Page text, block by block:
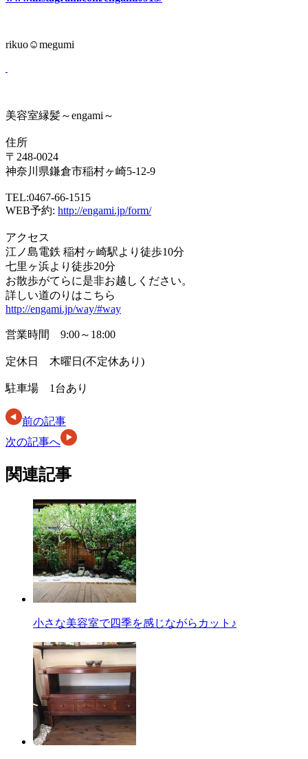
rikuo☺︎megumi
美容室縁髪～engami～
住所
〒248-0024
神奈川県鎌倉市稲村ヶ崎5-12-9
TEL:0467-66-1515
WEB予約: http://engami.jp/form/
アクセス
江ノ島電鉄 稲村ヶ崎駅より徒歩10分
七里ヶ浜より徒歩20分
お散歩がてらに是非お越しください。
詳しい道のりはこちら
http://engami.jp/way/#way
営業時間 9:00～18:00
定休日 木曜日(不定休あり)
駐車場 1台あり
前の記事
次の記事へ
関連記事
小さな美容室で四季を感じながらカット♪